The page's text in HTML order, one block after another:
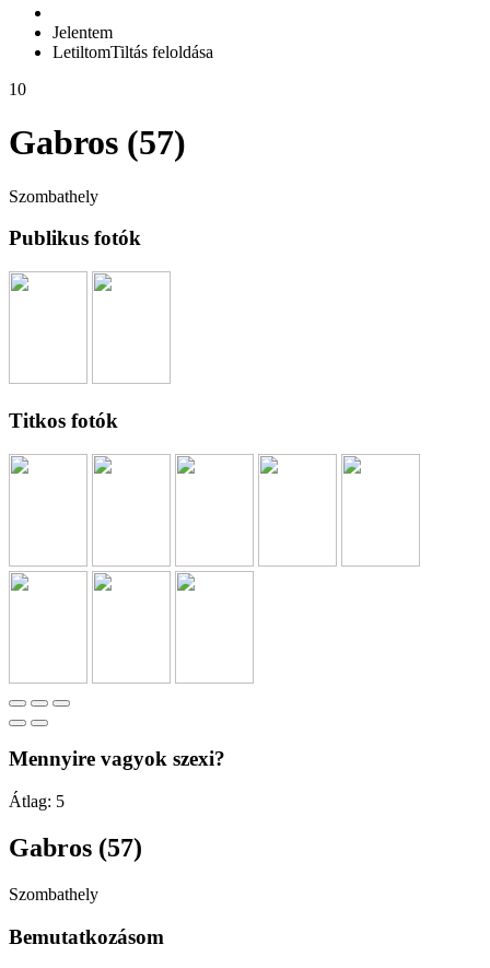
Jelentem
LetiltomTiltás feloldása
10
Gabros (57)
Szombathely
Publikus fotók
Titkos fotók
Mennyire vagyok szexi?
Átlag: 5
Gabros (57)
Szombathely
Bemutatkozásom